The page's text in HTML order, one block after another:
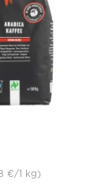
€/1 kg)